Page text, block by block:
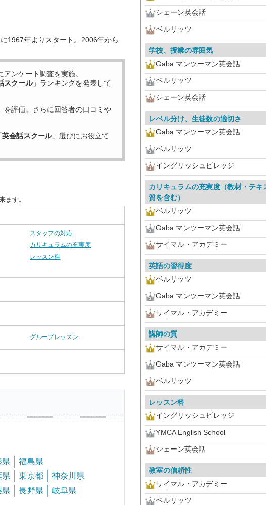
1967年よりスタート。2006年から
アンケート調査を実施。
スクール」ランキングを発表して
を評価。さらに回答者の口コミや
英会話スクール」選びにお役立て
ます。
スタッフの対応
カリキュラムの充実度
レッスン料
グループレッスン
県
福島県
県 東京都
神奈川県
県 長野県
岐阜県
シェーン英会話
ベルリッツ
学校、授業の雰囲気
Gaba マンツーマン英会話
ベルリッツ
シェーン英会話
レベル分け、生徒数の適切さ
Gaba マンツーマン英会話
ベルリッツ
イングリッシュビレッジ
カリキュラムの充実度（教材・テキ
質を含む）
ベルリッツ
Gaba マンツーマン英会話
サイマル・アカデミー
英語の習得度
ベルリッツ
Gaba マンツーマン英会話
サイマル・アカデミー
講師の質
サイマル・アカデミー
Gaba マンツーマン英会話
ベルリッツ
レッスン料
イングリッシュビレッジ
YMCA English School
シェーン英会話
教室の信頼性
サイマル・アカデミー
ベルリッツ